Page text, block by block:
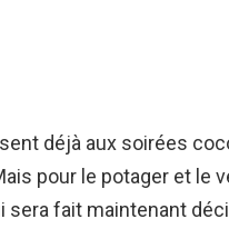
déjà aux soirées
pour le potager et le
fait maintenant